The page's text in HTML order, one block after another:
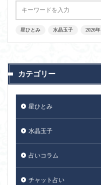
星ひとみ 水晶玉子 2026年
カテゴリー
星ひとみ
水晶玉子
占いコラム
チャット占い